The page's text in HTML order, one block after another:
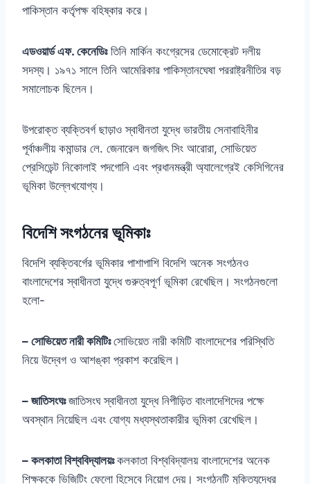
পাকিস্তান কর্তৃপক্ষ বহিষ্কার করে।
এডওয়ার্ড এফ. কেনেডিঃতিনি মার্কিন কংগ্রেসের ডেমোক্রেট দলীয়
সদস্য। ১৯৭১ সালে তিনি আমেরিকার পাকিস্তানঘেষা পররাষ্ট্রনীতির বড়
সমালোচক ছিলেন।
উপরোক্ত ব্যক্তিবর্গ ছাড়াও স্বাধীনতা যুদ্ধে ভারতীয় সেনাবাহিনীর
পূর্বাঞ্চলীয় কমান্ডার লে. জেনারেল জগজিৎ সিং আরোরা, সোভিয়েত
প্রেসিডেন্ট নিকোলাই পদগোনি এবং প্রধানমন্ত্রী অ্যালেগ্রেই কেসিগিনের
ভূমিকা উল্লেখযোগ্য।
বিদেশি সংগঠনের ভূমিকাঃ
বিদেশি ব্যক্তিবর্গের ভূমিকার পাশাপাশি বিদেশি অনেক সংগঠনও
বাংলাদেশের স্বাধীনতা যুদ্ধে গুরুত্বপূর্ণ ভূমিকা রেখেছিল। সংগঠনগুলো
হলো-
– সোভিয়েত নারী কমিটিঃসোভিয়েত নারী কমিটি বাংলাদেশের পরিস্থিতি
নিয়ে উদ্বেগ ও আশঙ্কা প্রকাশ করেছিল।
– জাতিসংঘঃজাতিসংঘ স্বাধীনতা যুদ্ধে নিপীড়িত বাংলাদেশিদের পক্ষে
অবস্থান নিয়েছিল এবং যোগ্য মধ্যস্থতাকারীর ভূমিকা রেখেছিল।
– কলকাতা বিশ্ববিদ্যালয়ঃকলকাতা বিশ্ববিদ্যালয় বাংলাদেশের অনেক
শিক্ষককে ভিজিটিং ফেলো হিসেবে নিয়োগ দেয়। সংগঠনটি মুক্তিযুদ্ধের